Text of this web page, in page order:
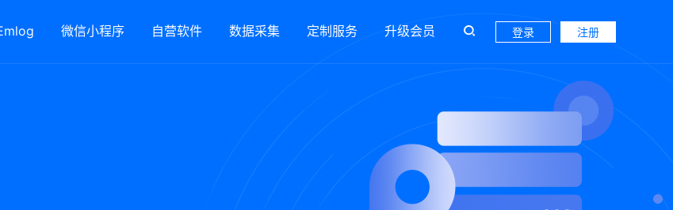
微信小程序 自营软件 数据采集 定制服务 升级会员 登录 注册